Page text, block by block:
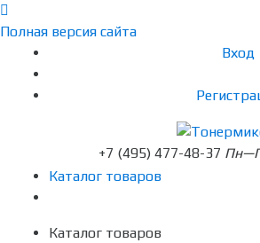
Полная версия сайта
Вход
+7 (495) 477-48-37
Каталог товаров
Каталог товаров